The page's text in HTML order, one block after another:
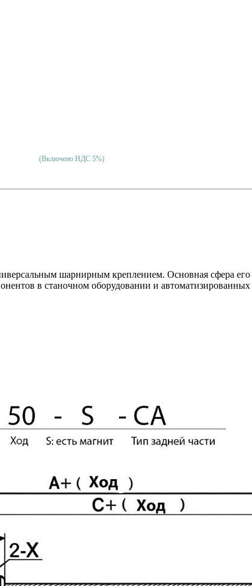
(Включено НДС 5%)
шарнирным креплением. Основная сфера
в станочном оборудовании и